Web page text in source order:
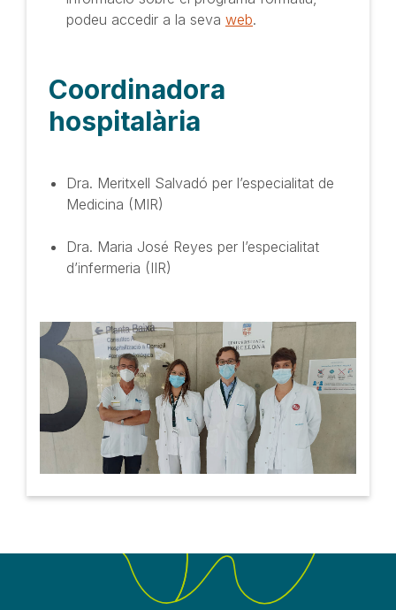
podeu accedir a la seva web.
Coordinadora
hospitalària
Dra. Meritxell Salvadó per l’especialitat de
Medicina (MIR)
Dra. Maria José Reyes per l’especialitat
d’infermeria (IIR)